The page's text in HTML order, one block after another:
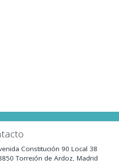
Constitución 90 Local 38
Torrejón de Ardoz Madrid